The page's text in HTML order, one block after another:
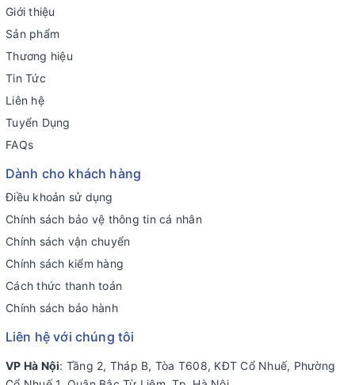
Giới thiệu
Sản phẩm
Thương hiệu
Tin Tức
Liên hệ
Tuyển Dụng
FAQs
Dành cho khách hàng
Điều khoản sử dụng
Chính sách bảo vệ thông tin cá nhân
Chính sách vận chuyển
Chính sách kiểm hàng
Cách thức thanh toán
Chính sách bảo hành
Liên hệ với chúng tôi
VP Hà Nội: Tầng 2, Tháp B, Tòa T608, KĐT Cổ Nhuế, Phường